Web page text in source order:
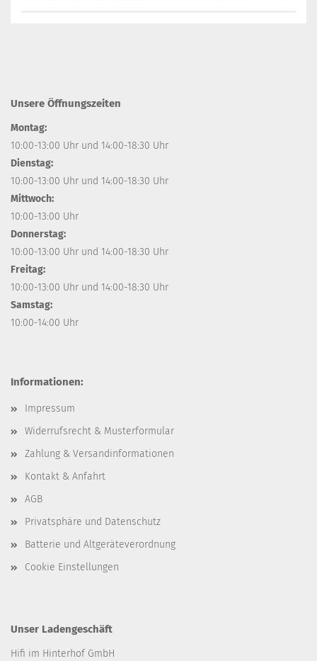
Unsere Öffnungszeiten
Montag:
10:00-13:00 Uhr und 14:00-18:30 Uhr
Dienstag:
10:00-13:00 Uhr und 14:00-18:30 Uhr
Mittwoch:
10:00-13:00 Uhr
Donnerstag:
10:00-13:00 Uhr und 14:00-18:30 Uhr
Freitag:
10:00-13:00 Uhr und 14:00-18:30 Uhr
Samstag:
10:00-14:00 Uhr
Informationen:
Impressum
Widerrufsrecht & Musterformular
Zahlung & Versandinformationen
Kontakt & Anfahrt
AGB
Privatsphäre und Datenschutz
Batterie und Altgeräteverordnung
Cookie Einstellungen
Unser Ladengeschäft
Hifi im Hinterhof GmbH